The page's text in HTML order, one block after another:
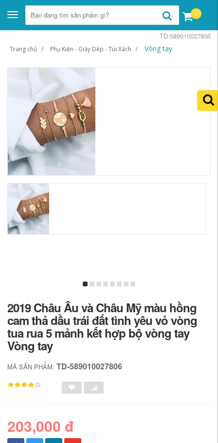
Toggle
navigation
0
Trang chủ Phụ Kiện - Giày Dép - Túi Xách Vòng tay
TD-589010027806
2019 Châu Âu và Châu Mỹ màu hồng
cam thả dầu trái đất tình yêu vỏ vòng
tua rua 5 mảnh kết hợp bộ vòng tay
Vòng tay
MÃ SẢN PHẨM: TD-589010027806
203,000 đ